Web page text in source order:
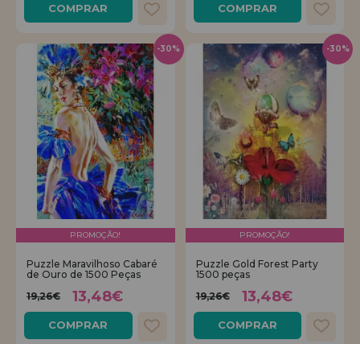
COMPRAR COMPRAR
PROMOÇÃO!
Puzzle Maravilhoso Cabaré
de Ouro de 1500 Peças
19,26€
13,48€
COMPRAR
-30%
PROMOÇÃO!
Puzzle Gold Forest Party
1500 peças
19,26€
13,48€
COMPRAR
-30%